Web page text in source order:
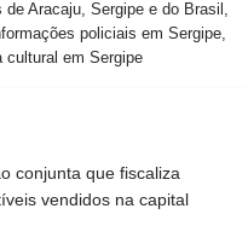
de Aracaju, Sergipe e do Brasil,
policiais em Sergipe,
cultural em Sergipe
conjunta que fiscaliza
vendidos na capital